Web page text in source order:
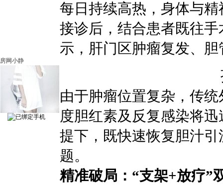
房网小静
每日持续高热，身体与
接诊后，结合患者既往
示，肝门区肿瘤复发、
由于肿瘤位置复杂，传
度胆红素及反复感染将
提下，既快速恢复胆汁
题。
精准破局：“支架+放疗”